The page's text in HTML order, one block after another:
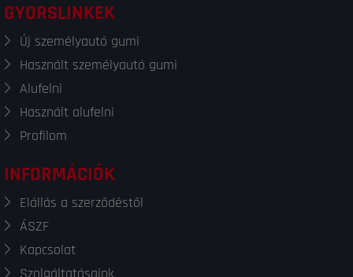
GYORSLINKEK
Új személyautó gumi
Használt személyautó gumi
Alufelni
Használt alufelni
Profilom
INFORMÁCIÓK
Elállás a szerződéstől
ÁSZF
Kapcsolat